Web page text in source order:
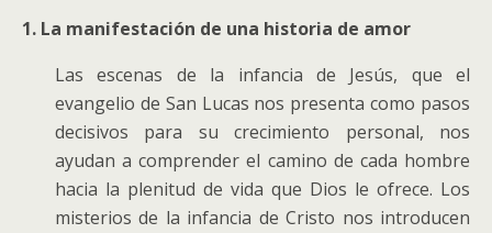
1. La manifestación de una historia de amor
Las escenas de la infancia de Jesús, que el
evangelio de San Lucas nos presenta como pasos
decisivos para su crecimiento personal, nos
ayudan a comprender el camino de cada hombre
hacia la plenitud de vida que Dios le ofrece. Los
misterios de la infancia de Cristo nos introducen